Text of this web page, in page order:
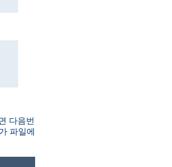
다음번
파일에